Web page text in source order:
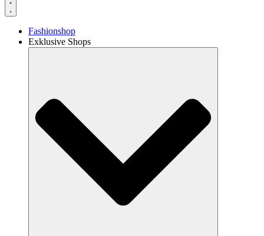
Fashionshop
Exklusive Shops